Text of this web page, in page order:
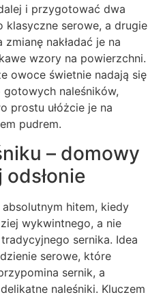
i przygotować dwa
klasyczne serowe, a drugie
nakładać je na
wzory na powierzchni.
owoce świetnie nadają się
naleśników,
prostu ułóżcie je na
pudrem.
– domowy
absolutnym hitem, kiedy
wykwintnego, a nie
sernika. Idea
serowe, które
sernik, a
naleśniki. Kluczem